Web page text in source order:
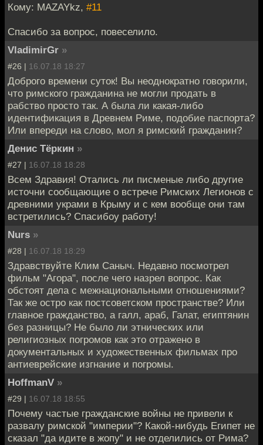
Кому: MAZAYkz, #11
Спасибо за вопрос, повеселило.
VladimirGr »
#26 | 16.07.18 18:27
Доброго времени суток! Вы неоднократно говорили,
что римского гражданина не могли продать в
рабство просто так. А была ли какая-либо
идентификация в Древнем Риме, подобие паспорта?
Или впереди на слово, мол я римский гражданин?
Денис Тёркин »
#27 | 16.07.18 18:28
Всем Здравия! Отались ли писменые либо другие
источни сообщающие о встрече Римских Легионов с
древними украми в Крыму и с кем вообще они там
встретились? Спасибоу работу!
Nurs »
#28 | 16.07.18 18:29
Здравствуйте Клим Саныч. Недавно посмотрел
фильм "Агора", после чего назрел вопрос. Как
обстоят дела с межнациональными отношениями?
Так же остро как постсоветском пространстве? Или
главное гражданство, а галл, араб, Галат, египтянин
без разницы? Не было ли этнических или
религиозных погромов как это отражено в
документальных и художественных фильмах про
антиеврейские изгнание и погромы.
HoffmanV »
#29 | 16.07.18 18:55
Почему частые гражданские войны не привели к
развалу римской "империи"? Какой-нибудь Египет не
сказал "да идите в жопу" и не отделились от Рима?